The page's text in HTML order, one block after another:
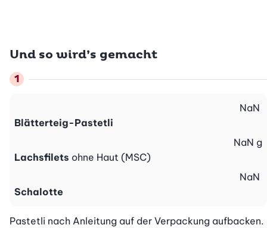
Und so wird’s gemacht
Blätterteig-Pastetli
NaN
Lachsfilets ohne Haut (MSC)
NaN g
Schalotte
NaN
Pastetli nach Anleitung auf der Verpackung aufbacken.